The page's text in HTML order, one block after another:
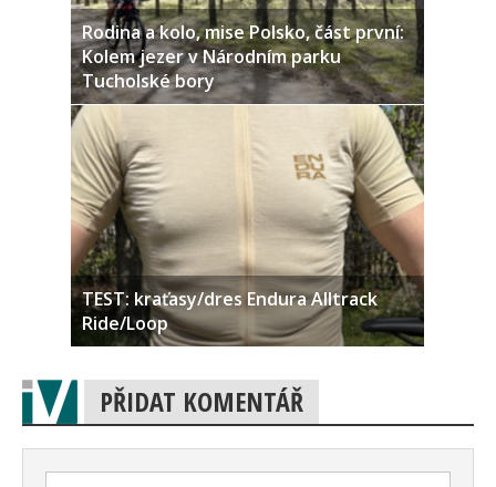
Rodina a kolo, mise Polsko, část první:
Kolem jezer v Národním parku
Tucholské bory
TEST: kraťasy/dres Endura Alltrack
Ride/Loop
PŘIDAT KOMENTÁŘ